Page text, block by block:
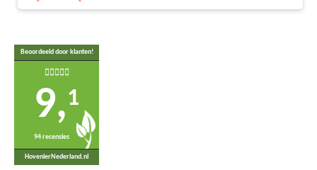
Beoordeeld door klanten!
9,1
94 recensies
HovenierNederland.nl